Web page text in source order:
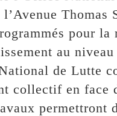
pour
au
de Lutte
collectif en
permettront